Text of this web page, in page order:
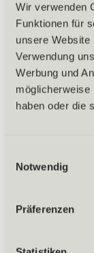
Wir verwenden
Funktionen für
unsere
Verwendung
Werbung und
möglicherweise
haben oder die
Notwendig
Präferenzen